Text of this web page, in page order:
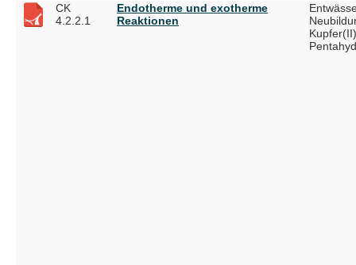
CK
4.2.2.1
Endotherme und exotherme
Reaktionen